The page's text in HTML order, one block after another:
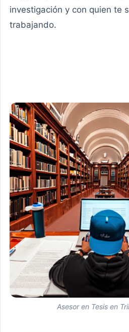
investigación y con quien te
trabajando.
Asesor en Tesis en